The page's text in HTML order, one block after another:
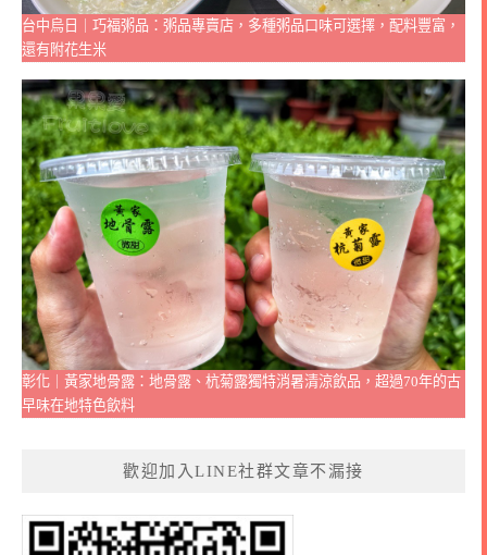
台中烏日｜巧福粥品：粥品專賣店，多種粥品口味可選擇，配料豐富，
還有附花生米
彰化｜黃家地骨露：地骨露、杭菊露獨特消暑清涼飲品，超過70年的古
早味在地特色飲料
歡迎加入LINE社群文章不漏接